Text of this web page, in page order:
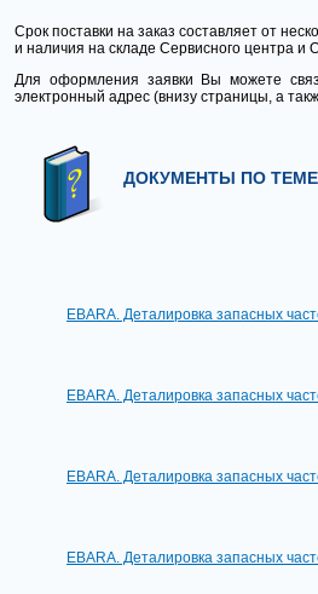
Срок поставки на заказ составляет от
и наличия на складе Сервисного центра и
Для оформления заявки Вы можете
электронный адрес (внизу страницы, а
ДОКУМЕНТЫ ПО
EBARA. Деталировка запасных
EBARA. Деталировка запасных
EBARA. Деталировка запасных
EBARA. Деталировка запасных